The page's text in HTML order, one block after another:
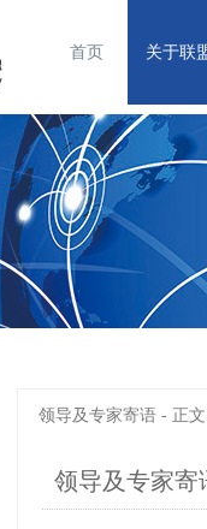
首页 关于联
领导及专家寄语 - 正文
领导及专家寄